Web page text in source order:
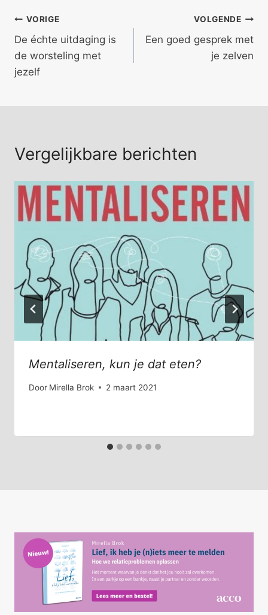
Bericht
navigatie
VORIGE
De échte uitdaging is
de worsteling met
jezelf
VOLGENDE
Een goed gesprek met
je zelven
Vergelijkbare berichten
Mentaliseren, kun je dat eten?
Door Mirella Brok 2 maart 2021